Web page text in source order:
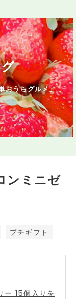
おうちグルメ」
ンミニゼ
プチギフト
ー 15個入りを